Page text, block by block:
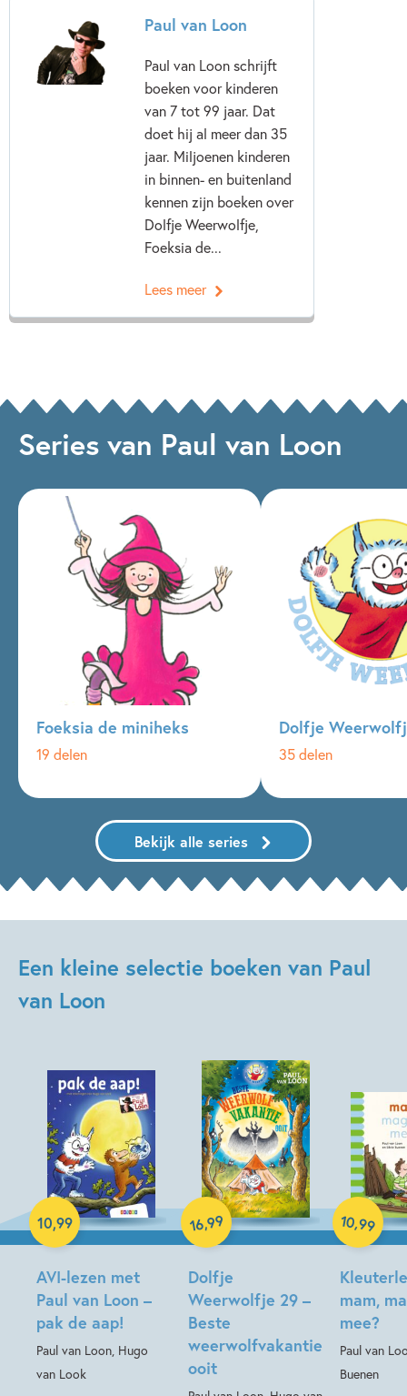
Paul van Loon
Paul van Loon schrijft
boeken voor kinderen
van 7 tot 99 jaar. Dat
doet hij al meer dan 35
jaar. Miljoenen kinderen
in binnen- en buitenland
kennen zijn boeken over
Dolfje Weerwolfje,
Foeksia de...
Lees meer
Series van Paul van Loon
Foeksia de miniheks
19 delen
Dolfje
35 delen
Bekijk alle series
Een kleine selectie boeken van Paul
van Loon
AVI-lezen met
Paul van Loon –
pak de aap!
Paul van Loon, Hugo
van Look
10,99
Hardcover
Dolfje
Weerwolfje 29 –
Beste
weerwolfvakantie
ooit
16,99
Hardcover
mam,
mee?
Paul van
Buenen
10,99
Hardcover